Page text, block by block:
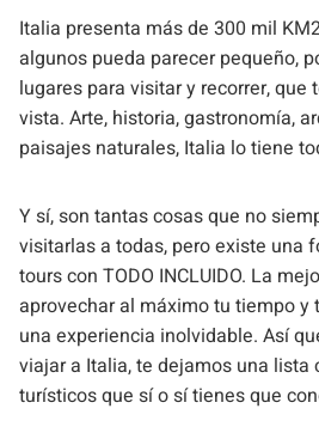
Italia presenta más de 300 mil
algunos pueda parecer pequeño,
lugares para visitar y recorrer, que
vista. Arte, historia, gastronomía,
paisajes naturales, Italia lo tiene
Y sí, son tantas cosas que no
visitarlas a todas, pero existe una
tours con TODO INCLUIDO. La
aprovechar al máximo tu tiempo y
una experiencia inolvidable. Así
viajar a Italia, te dejamos una lista
turísticos que sí o sí tienes que